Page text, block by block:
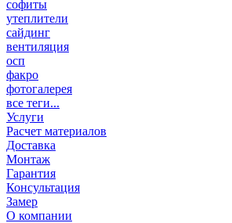
софиты
утеплители
сайдинг
вентиляция
осп
факро
фотогалерея
все теги...
Услуги
Расчет материалов
Доставка
Монтаж
Гарантия
Консультация
Замер
О компании